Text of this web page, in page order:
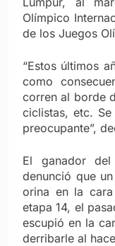
Olímpico
de los Juegos
“Estos últimos
como
corren al borde
ciclistas, etc.
preocupante”,
El ganador del
denunció que
orina en la
etapa 14, el
escupió en la
derribarle al